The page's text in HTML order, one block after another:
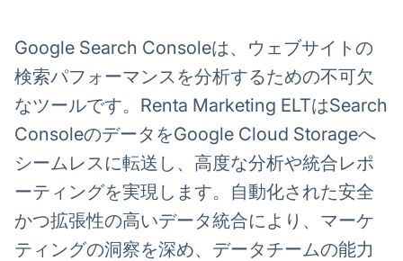
Google Search Consoleは、ウェブサイトの
検索パフォーマンスを分析するための不可欠
なツールです。Renta Marketing ELTはSearch
ConsoleのデータをGoogle Cloud Storageへ
シームレスに転送し、高度な分析や統合レポ
ーティングを実現します。自動化された安全
かつ拡張性の高いデータ統合により、マーケ
ティングの洞察を深め、データチームの能力